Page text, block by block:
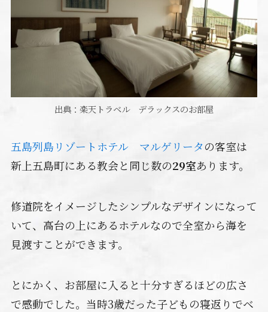
出典：楽天トラベル デラックスのお部屋
五島列島リゾートホテル マルゲリータの客室は
新上五島町にある教会と同じ数の29室あります。
修道院をイメージしたシンプルなデザインになって
いて、高台の上にあるホテルなので全室から海を
見渡すことができます。
とにかく、お部屋に入ると十分すぎるほどの広さ
で感動でした。当時3歳だった子どもの寝返りでベ